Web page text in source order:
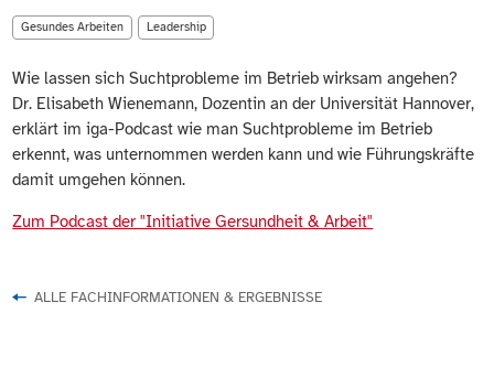
Gesundes Arbeiten Leadership
Wie lassen sich Suchtprobleme im Betrieb wirksam angehen?
Dr. Elisabeth Wienemann, Dozentin an der Universität Hannover,
erklärt im iga-Podcast wie man Suchtprobleme im Betrieb
erkennt, was unternommen werden kann und wie Führungskräfte
damit umgehen können.
Zum Podcast d​er "Initiative Gersundheit & Arbeit"​
ALLE FACHINFORMATIONEN & ERGEBNISSE